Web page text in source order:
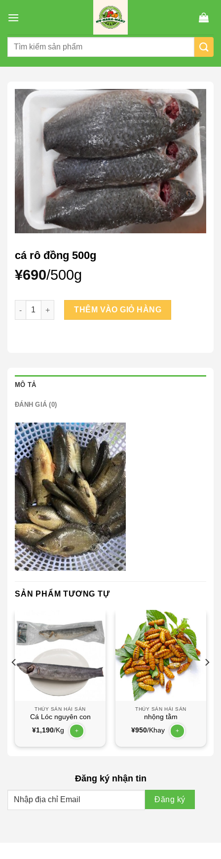
đến
dung
Tìm
cá rô đồng 500g
¥690/500g
cá rô đồng 500g số lượng
THÊM VÀO GIỎ HÀNG
MÔ TẢ
ĐÁNH GIÁ (0)
SẢN PHẨM TƯƠNG TỰ
THỦY SẢN HẢI SẢN
Cá Lóc nguyên con
¥1,190/Kg +
THỦY SẢN HẢI SẢN
nhộng tằm
¥950/Khay +
Đăng ký nhận tin